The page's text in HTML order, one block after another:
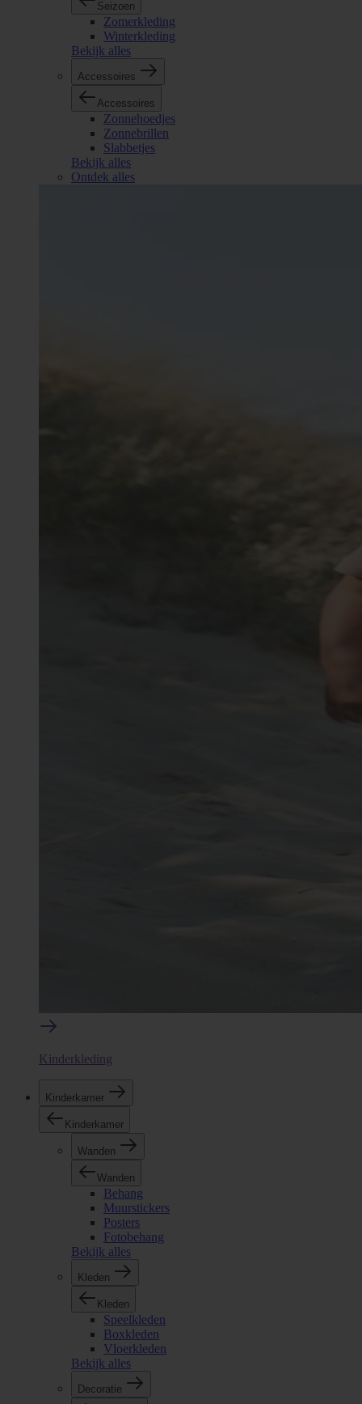
Seizoen
Zomerkleding
Winterkleding
Bekijk alles
Accessoires
Accessoires
Zonnehoedjes
Zonnebrillen
Slabbetjes
Bekijk alles
Ontdek alles
Kinderkleding
Kinderkamer
Kinderkamer
Wanden
Wanden
Behang
Muurstickers
Posters
Fotobehang
Bekijk alles
Kleden
Kleden
Speelkleden
Boxkleden
Vloerkleden
Bekijk alles
Decoratie